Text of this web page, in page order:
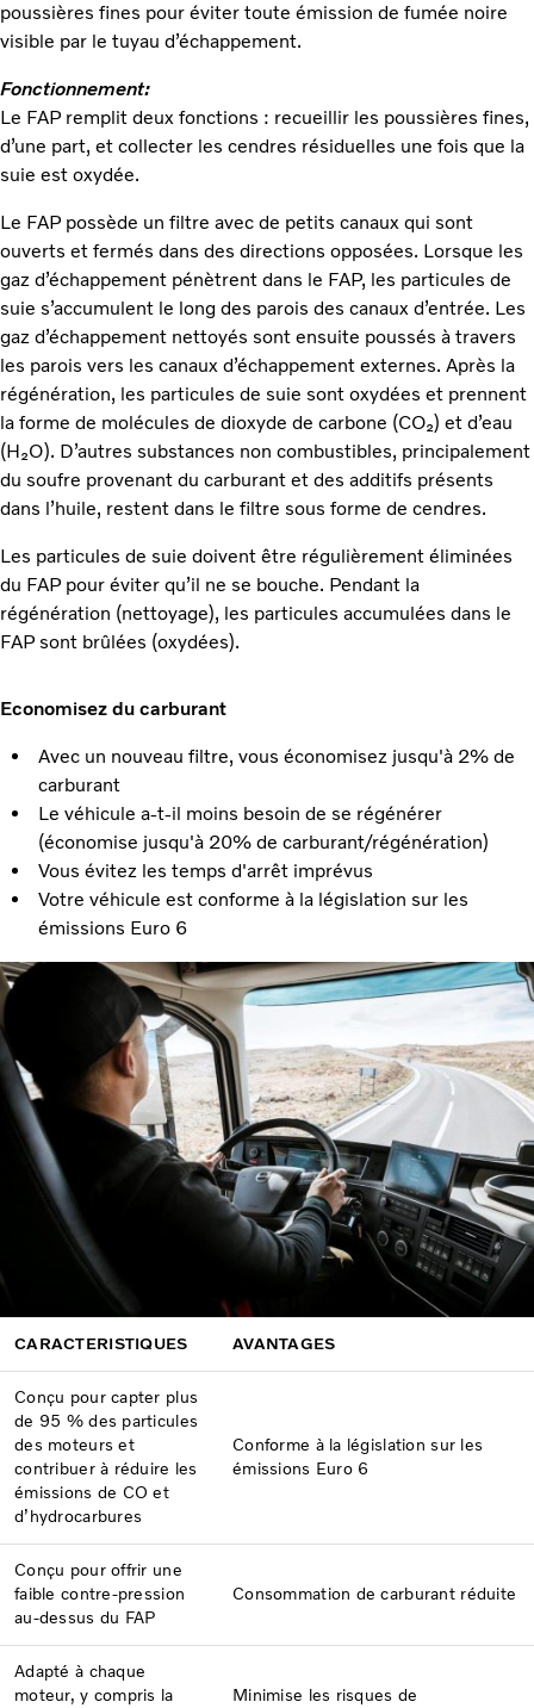
poussières fines pour éviter toute émission de fumée noire
visible par le tuyau d’échappement.
Fonctionnement:
Le FAP remplit deux fonctions : recueillir les poussières fines,
d’une part, et collecter les cendres résiduelles une fois que la
suie est oxydée.
Le FAP possède un filtre avec de petits canaux qui sont
ouverts et fermés dans des directions opposées. Lorsque les
gaz d’échappement pénètrent dans le FAP, les particules de
suie s’accumulent le long des parois des canaux d’entrée. Les
gaz d’échappement nettoyés sont ensuite poussés à travers
les parois vers les canaux d’échappement externes. Après la
régénération, les particules de suie sont oxydées et prennent
la forme de molécules de dioxyde de carbone (CO₂) et d’eau
(H₂O). D’autres substances non combustibles, principalement
du soufre provenant du carburant et des additifs présents
dans l’huile, restent dans le filtre sous forme de cendres.
Les particules de suie doivent être régulièrement éliminées
du FAP pour éviter qu’il ne se bouche. Pendant la
régénération (nettoyage), les particules accumulées dans le
FAP sont brûlées (oxydées).
Economisez du carburant
Avec un nouveau filtre, vous économisez jusqu'à 2% de
carburant
Le véhicule a-t-il moins besoin de se régénérer
(économise jusqu'à 20% de carburant/régénération)
Vous évitez les temps d'arrêt imprévus
Votre véhicule est conforme à la législation sur les
émissions Euro 6
CARACTERISTIQUES AVANTAGES
Conçu pour capter plus
de 95 % des particules
des moteurs et
contribuer à réduire les
émissions de CO et
d’hydrocarbures
Conforme à la législation sur les
émissions Euro 6
Conçu pour offrir une
faible contre-pression
au-dessus du FAP
Consommation de carburant réduite
Adapté à chaque
moteur, y compris la
Minimise les risques de